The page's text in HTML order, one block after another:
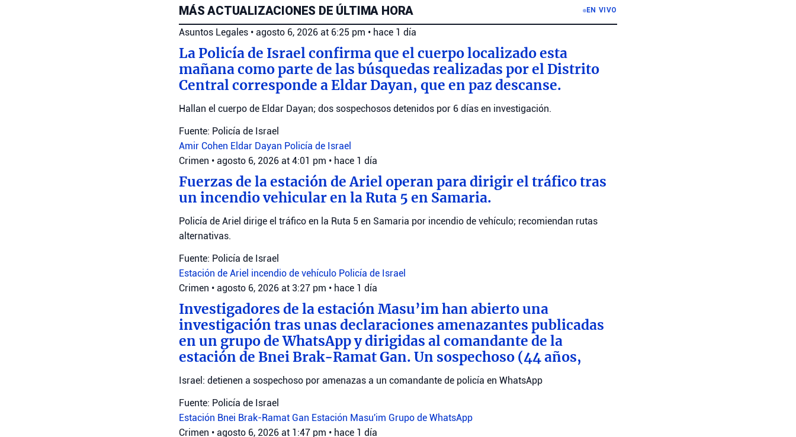
MÁS ACTUALIZACIONES DE ÚLTIMA HORA EN VIVO
Asuntos Legales • agosto 6, 2026 at 6:25 pm • hace 1 día
La Policía de Israel confirma que el cuerpo localizado esta
mañana como parte de las búsquedas realizadas por el Distrito
Central corresponde a Eldar Dayan, que en paz descanse.
Hallan el cuerpo de Eldar Dayan; dos sospechosos detenidos por 6 días en investigación.
Fuente: Policía de Israel
Amir Cohen Eldar Dayan Policía de Israel
Crimen • agosto 6, 2026 at 4:01 pm • hace 1 día
Fuerzas de la estación de Ariel operan para dirigir el tráfico tras
un incendio vehicular en la Ruta 5 en Samaria.
Policía de Ariel dirige el tráfico en la Ruta 5 en Samaria por incendio de vehículo; recomiendan rutas
alternativas.
Fuente: Policía de Israel
Estación de Ariel incendio de vehículo Policía de Israel
Crimen • agosto 6, 2026 at 3:27 pm • hace 1 día
Investigadores de la estación Masu’im han abierto una
investigación tras unas declaraciones amenazantes publicadas
en un grupo de WhatsApp y dirigidas al comandante de la
estación de Bnei Brak-Ramat Gan. Un sospechoso (44 años,
Israel: detienen a sospechoso por amenazas a un comandante de policía en WhatsApp
Fuente: Policía de Israel
Estación Bnei Brak-Ramat Gan Estación Masu'im Grupo de WhatsApp
Crimen • agosto 6, 2026 at 1:47 pm • hace 1 día